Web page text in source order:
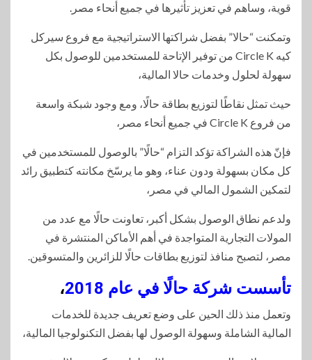
قوية، وساهم في تعزيز تأثيرها في جميع أنحاء مصر.
وتمكنت “حالا” بفضل شراكتها الاستراتيجية مع فروع سيركل
كيه Circle K من توفير الإتاحة للمستخدمين للوصول بكل
سهولة لحلول وخدمات حالا المالية،
حيث تمثل نقاطًا لتوزيع بطاقة حالًا، ومع وجود شبكة واسعة
من فروع Circle K في جميع أنحاء مصر،
فإنّ هذه الشراكة تؤكد التزام “حالًا” بالوصول للمستخدمين في
كل مكان بسهولة ودون عناء، وهو ما يرسّخ مكانته كتطبيق رائد
لتمكين الشمول المالي في مصر،
ولدعم نطاق الوصول بشكل أكبر، تعاونت حالًا مع عدد من
المولات التجارية المتواجدة في أهم الأماكن المنتشرة في
مصر، لتصبح منافذ لتوزيع بطاقات حالًا للزائرين والمتسوقين.
تأسست شركة حالًا في عام 2018 ،
وتعمل منذ ذلك الحين على وضع تعريف جديدة للخدمات
المالية الشاملة وسهولة الوصول لها بفضل التكنولوجيا المالية،